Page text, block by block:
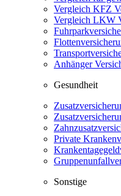
Vergleich KFZ
Vergleich LKW
Anhänger
Gesundheit
Private
Sonstige